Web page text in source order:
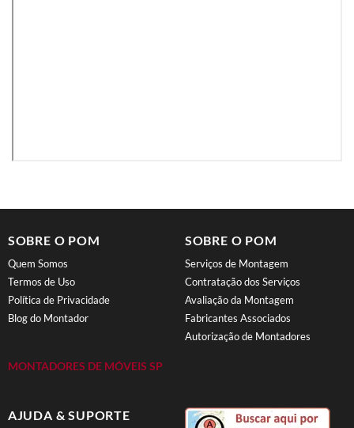
SOBRE O POM
Quem Somos
Termos de Uso
Política de Privacidade
Blog do Montador
MONTADORES DE MÓVEIS SP
SOBRE O POM
Serviços de Montagem
Contratação dos Serviços
Avaliação da Montagem
Fabricantes Associados
Autorização de Montadores
AJUDA & SUPORTE